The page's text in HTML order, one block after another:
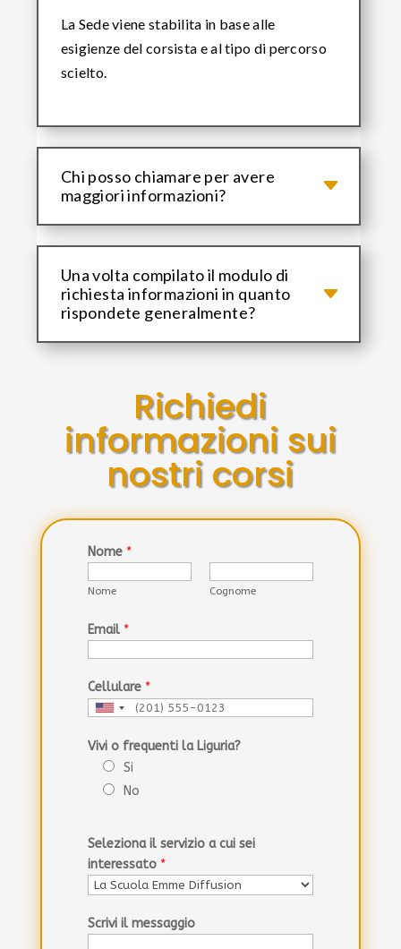
La Sede viene stabilita in base alle
esigienze del corsista e al tipo di percorso
scielto.
Chi posso chiamare per avere
maggiori informazioni?
Una volta compilato il modulo di
richiesta informazioni in quanto
rispondete generalmente?
Richiedi
informazioni sui
nostri corsi
Nome *
Nome Cognome
Email *
Cellulare *
U
i
t
e
S
t
a
t
e
s
Vivi o frequenti la Liguria?
Si
No
Seleziona il servizio a cui sei
interessato *
Scrivi il messaggio